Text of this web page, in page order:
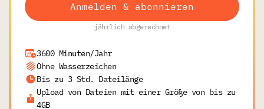
Anmelden & abonnieren
jährlich abgerechnet
3600 Minuten/Jahr
Ohne Wasserzeichen
Bis zu 3 Std. Dateilänge
Upload von Dateien mit einer Größe von bis zu
4GB